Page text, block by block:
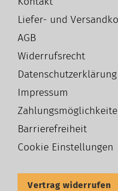
Liefer- und
AGB
Widerrufsrecht
Datenschutzerklärung
Impressum
Barrierefreiheit
Cookie Einstellungen
Vertrag widerrufen